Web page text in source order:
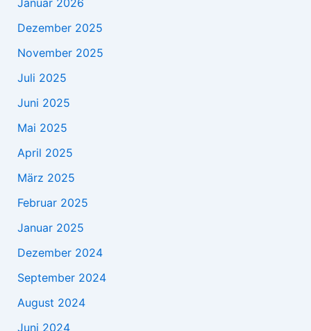
Dezember 2025
November 2025
Juli 2025
Juni 2025
Mai 2025
April 2025
März 2025
Februar 2025
Januar 2025
Dezember 2024
September 2024
August 2024
Juni 2024